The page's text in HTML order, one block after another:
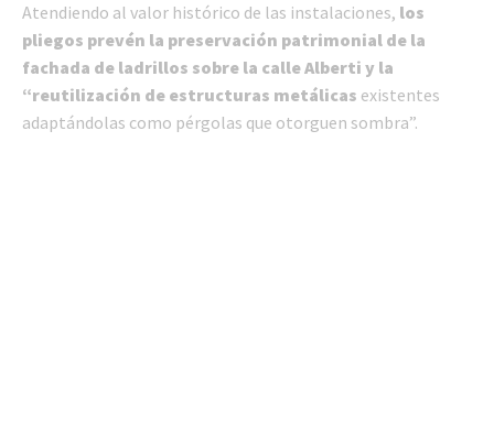
Atendiendo al valor histórico de las instalaciones, los
pliegos prevén la preservación patrimonial de la
fachada de ladrillos sobre la calle Alberti y la
“reutilización de estructuras metálicas existentes
adaptándolas como pérgolas que otorguen sombra”.